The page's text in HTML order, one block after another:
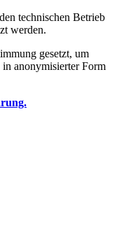
technischen Betrieb
werden.
gesetzt, um
anonymisierter Form